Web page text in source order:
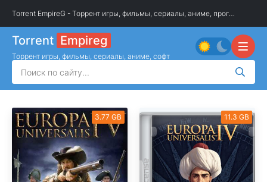
Torrent Empireg
Торрент игры, фильмы, сериалы, аниме, софт
3.77 GB 11.3 GB